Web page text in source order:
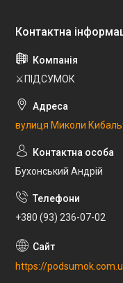
⚔️ПІДСУМОК
вулиця Миколи
Бухонський Андрій
+380 (93) 236-07-02
https://